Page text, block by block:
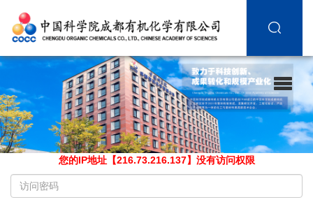
您的IP地址【216.73.216.137】没有访问权限
输